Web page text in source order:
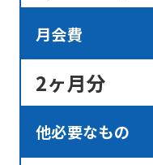
月会費
2ヶ月分
他必要なもの